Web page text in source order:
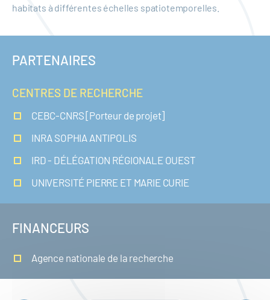
habitats à différentes échelles spatiotemporelles.
PARTENAIRES
CENTRES DE RECHERCHE
CEBC-CNRS [Porteur de projet]
INRA SOPHIA ANTIPOLIS
IRD - DÉLÉGATION RÉGIONALE OUEST
UNIVERSITÉ PIERRE ET MARIE CURIE
FINANCEURS
Agence nationale de la recherche